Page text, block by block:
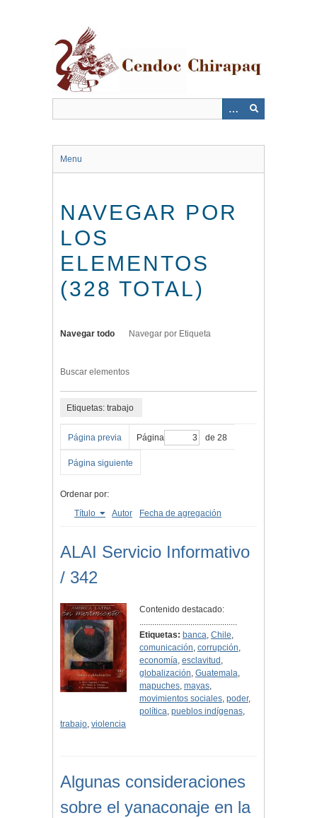
Menu
NAVEGAR POR
LOS
ELEMENTOS
(328 TOTAL)
Navegar todo Navegar por Etiqueta
Buscar elementos
Etiquetas: trabajo
Página previa Página de 28
Página siguiente
Ordenar por:
Título
Autor Fecha de agregación
ALAI Servicio Informativo
/ 342
Contenido destacado:
..............................................
Etiquetas: banca, Chile,
comunicación, corrupción,
economía, esclavitud ,
globalización, Guatemala,
mapuches, mayas,
movimientos sociales, poder,
política, pueblos indígenas,
trabajo, violencia
Algunas consideraciones
sobre el yanaconaje en la